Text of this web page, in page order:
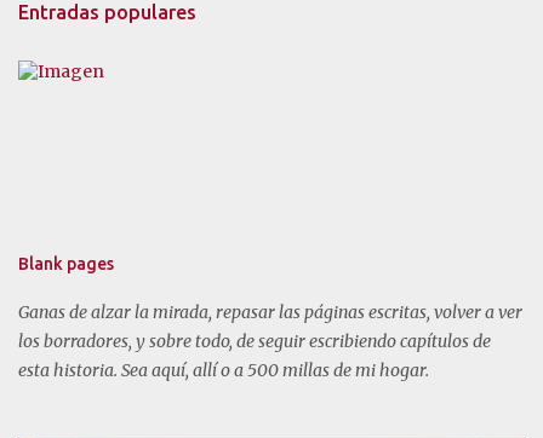
e
n
s
Entradas populares
Blank pages
Ganas de alzar la mirada, repasar las páginas escritas, volver a ver
los borradores, y sobre todo, de seguir escribiendo capítulos de
esta historia. Sea aquí, allí o a 500 millas de mi hogar.